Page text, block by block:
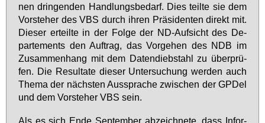
nen drin­gen­den Hand­lungs­be­darf. Dies teil­te sie dem
Vor­ste­her des VBS durch ih­ren Prä­si­den­ten di­rekt mit.
Die­ser er­teil­te in der Fol­ge der ND-Auf­sicht des De­
par­te­ments den Auf­trag, das Vor­ge­hen des NDB im
Zu­sam­men­hang mit dem Da­ten­dieb­stahl zu über­prü­
fen. Die Re­sul­ta­te die­ser Un­ter­su­chung wer­den auch
The­ma der nächs­ten Aus­spra­che zwi­schen der GPDel
und dem Vor­ste­her VBS sein.
Als es sich En­de Sep­tem­ber ab­zeich­ne­te, dass In­for­